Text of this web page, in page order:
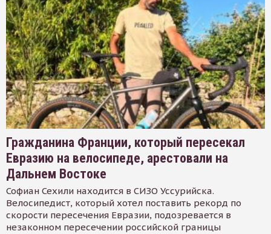
Гражданина Франции, который пересекал
Евразию на велосипеде, арестовали на
Дальнем Востоке
Софиан Сехили находится в СИЗО Уссурийска.
Велосипедист, который хотел поставить рекорд по
скорости пересечения Евразии, подозревается в
незаконном пересечении российской границы